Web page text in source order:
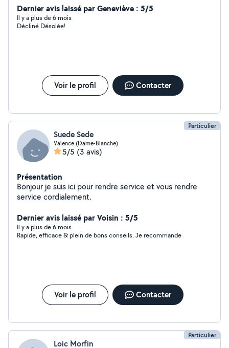
Dernier avis laissé par Geneviève : 5/5
Il y a plus de 6 mois
Décliné Désolée!
Voir le profil Contacter
Particulier
Suede Sede
Valence (Dame-Blanche)
5/5 (3 avis)
Présentation
Bonjour je suis ici pour rendre service et vous rendre
service cordialement.
Dernier avis laissé par Voisin : 5/5
Il y a plus de 6 mois
Rapide, efficace & plein de bons conseils. Je recommande
Voir le profil Contacter
Particulier
Loic Morfin